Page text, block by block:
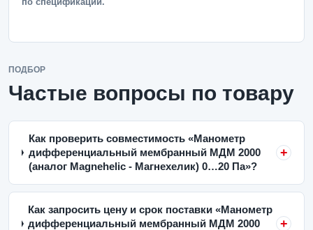
ПОДБОР
Частые вопросы по товару
Как проверить совместимость «Манометр
дифференциальный мембранный МДМ 2000
(аналог Magnehelic - Магнехелик) 0…20 Па»?
Как запросить цену и срок поставки «Манометр
дифференциальный мембранный МДМ 2000